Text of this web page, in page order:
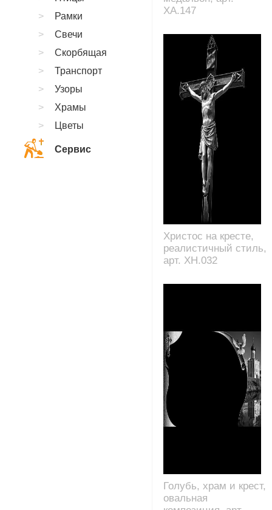
XA.147
Христос на кресте,
реалистичный стиль,
арт. XH.032
Голубь, храм и крест,
овальная
Рамки
Свечи
Скорбящая
Транспорт
Узоры
Храмы
Цветы
Сервис